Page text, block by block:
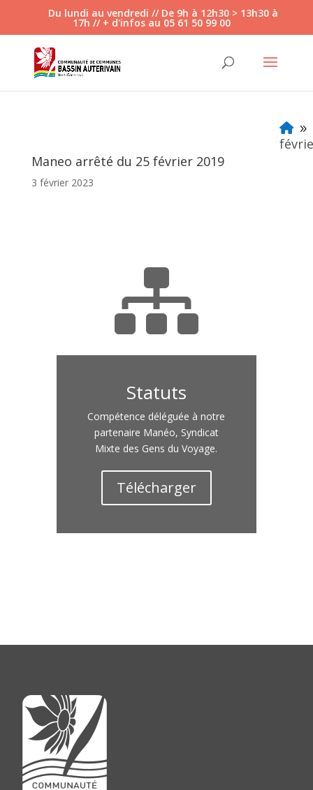
Web
Du lundi au vendredi // De 9h à 12h30 > 13h30 à
17h // + d'infos au 05 61 50 99 00
Maneo arrêté du 25 février 2019
3 février 2023

Statuts
Compétence déléguée à notre
partenaire Manéo, Syndicat
Mixte des Gens du Voyage.
Télécharger
9